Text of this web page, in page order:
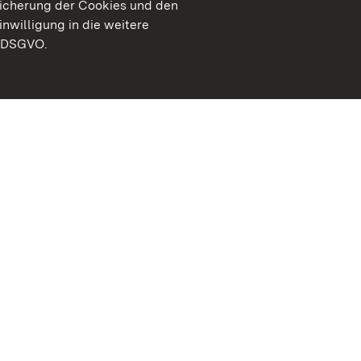
der Cookies und den
in die weitere